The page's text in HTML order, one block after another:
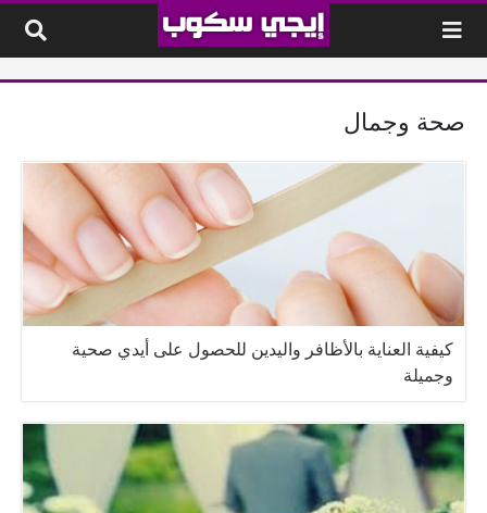
صحة وجمال
كيفية العناية بالأظافر واليدين للحصول على أيدي صحية
وجميلة